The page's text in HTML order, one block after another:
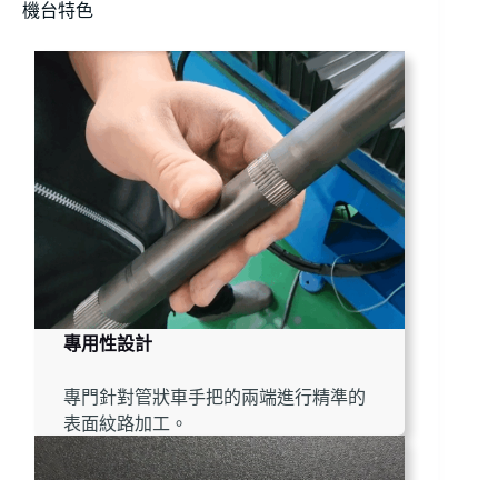
機台特色
專用性設計
專門針對管狀車手把的兩端進行精準的
表面紋路加工。